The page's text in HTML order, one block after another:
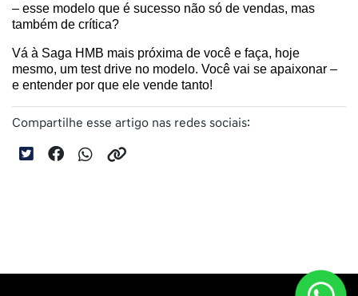
– esse modelo que é sucesso não só de vendas, mas
também de crítica?
Vá à Saga HMB mais próxima de você e faça, hoje
mesmo, um test drive no modelo. Você vai se apaixonar –
e entender por que ele vende tanto!
Compartilhe esse artigo nas redes sociais: